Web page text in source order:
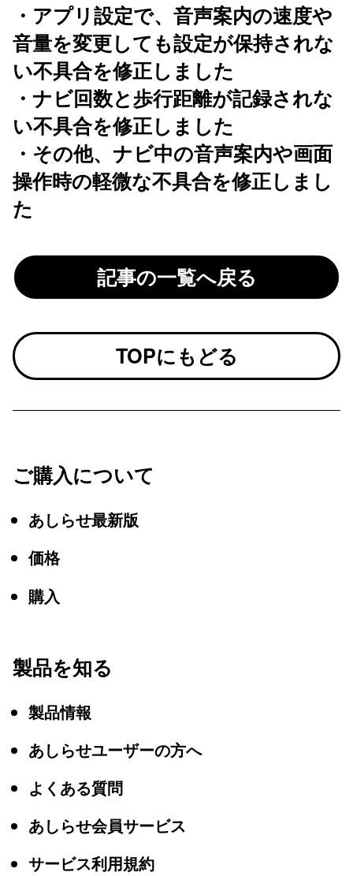
・アプリ設定で、音声案内の速度や
音量を変更しても設定が保持されな
い不具合を修正しました
・ナビ回数と歩行距離が記録されな
い不具合を修正しました
・その他、ナビ中の音声案内や画面
操作時の軽微な不具合を修正しまし
た
記事の一覧へ戻る
TOPにもどる
ご購入について
あしらせ最新版
価格
購入
製品を知る
製品情報
あしらせユーザーの方へ
よくある質問
あしらせ会員サービス
サービス利用規約